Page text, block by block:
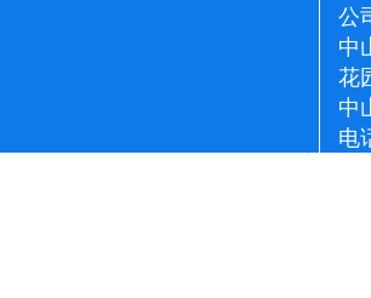
公
中
花
中
电